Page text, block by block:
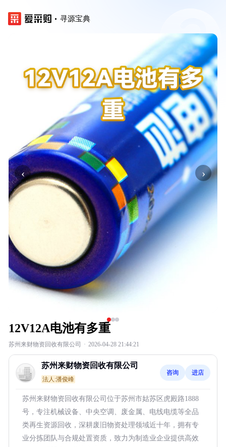
寻源宝典
‹ ›
12V12A电池有多重
苏州来财物资回收有限公司 · 2026-04-28 21:44:21
苏州来财物资回收有限公司
法人:潘俊峰
咨询 进店
苏州来财物资回收有限公司位于苏州市姑苏区虎殿路1888
号，专注机械设备、中央空调、废金属、电线电缆等全品
类再生资源回收，深耕废旧物资处理领域近十年，拥有专
业分拣团队与合规处置资质，致力为制造业企业提供高效